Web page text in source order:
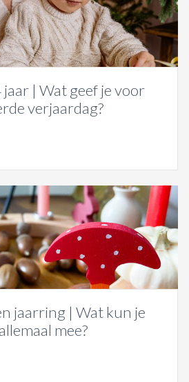
jaar | Wat geef je voor
verjaardag?
jaarring | Wat kun je
mee?